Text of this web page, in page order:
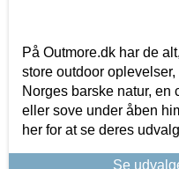
På Outmore.dk har de
store outdoor
Norges barske natur, en
eller sove under åben
her for at se deres
Se